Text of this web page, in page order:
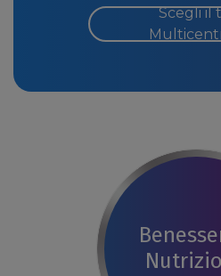
Scegli il